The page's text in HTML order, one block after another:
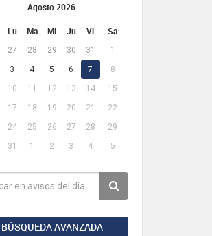
Agosto 2026
Lu Ma Mi Ju Vi Sa
27 28 29 30 31
1
3 4 5 6 7
8
10 11 12 13 14
15
17 18 19 20 21
22
24 25 26 27 28
29
31 1 2 3 4 5
BÚSQUEDA AVANZADA